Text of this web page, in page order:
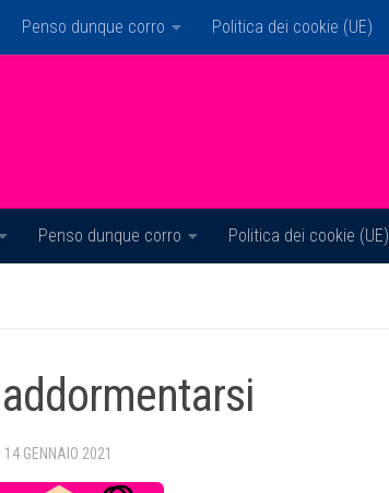
Penso dunque corro Politica dei cookie (UE)
Penso dunque corro Politica dei cookie (UE)
14 GENNAIO 2021